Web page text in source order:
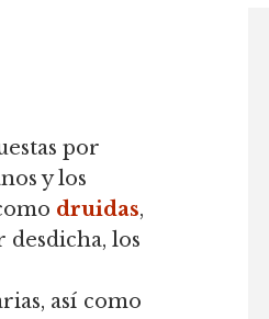
por
y los
druidas,
desdicha, los
así como